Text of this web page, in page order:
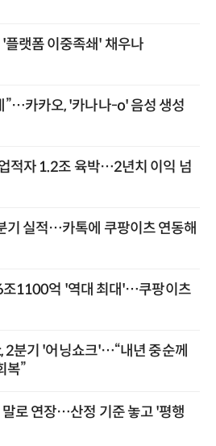
플랫폼 이중족쇄' 채우나
”…카카오, '카나나-o' 음성 생성
적자 1.2조 육박…2년치 이익 넘
기 실적…카톡에 쿠팡이츠 연동해
조1100억 '역대 최대'…쿠팡이츠
2분기 '어닝쇼크'…“내년 중순께
복”
말로 연장…산정 기준 놓고 '평행